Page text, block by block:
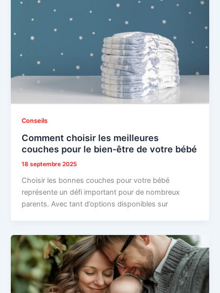
Conseils
Comment choisir les meilleures
couches pour le bien-être de votre bébé
18 septembre 2025
Choisir les bonnes couches pour votre bébé
représente un défi important pour de nombreux
parents. Avec tant d’options disponibles sur